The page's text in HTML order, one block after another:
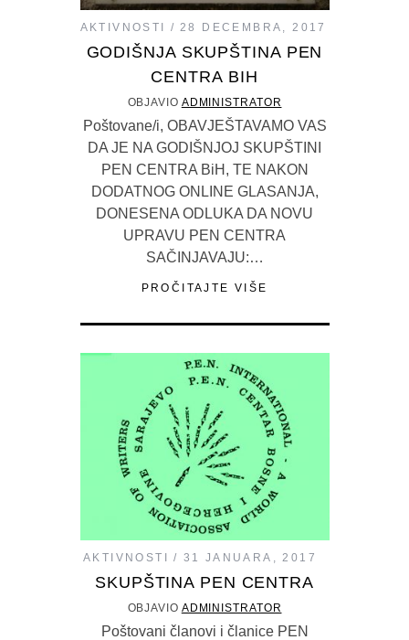
AKTIVNOSTI 28 DECEMBRA, 2017
GODIŠNJA SKUPŠTINA PEN
CENTRA BIH
OBJAVIO ADMINISTRATOR
Poštovane/i, OBAVJEŠTAVAMO VAS
DA JE NA GODIŠNJOJ SKUPŠTINI
PEN CENTRA BiH, TE NAKON
DODATNOG ONLINE GLASANJA,
DONESENA ODLUKA DA NOVU
UPRAVU PEN CENTRA
SAČINJAVAJU:…
PROČITAJTE VIŠE
AKTIVNOSTI 31 JANUARA, 2017
SKUPŠTINA PEN CENTRA
OBJAVIO ADMINISTRATOR
Poštovani članovi i članice PEN